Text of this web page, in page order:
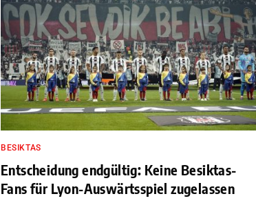
BESIKTAS
Entscheidung endgültig: Keine Besiktas-
Fans für Lyon-Auswärtsspiel zugelassen